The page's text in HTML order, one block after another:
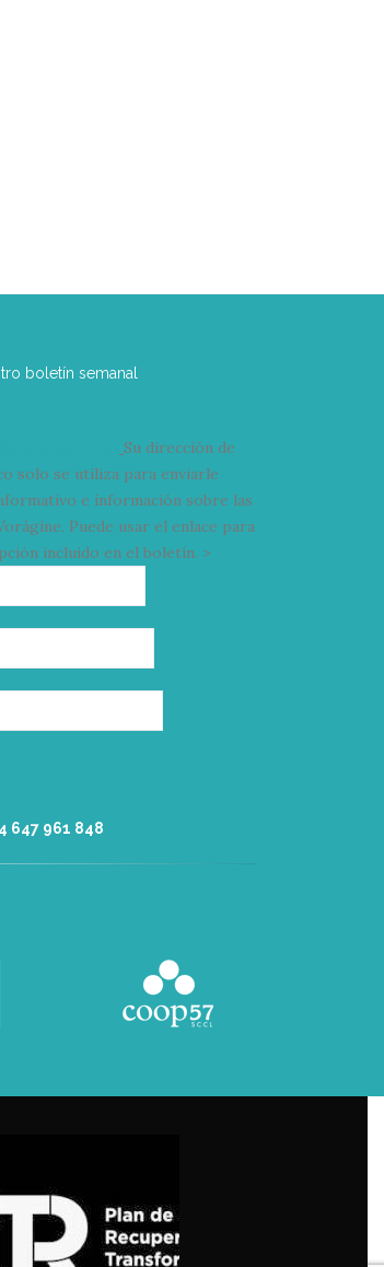
boletín semanal
Su dirección de
solo se utiliza para enviarle
e información sobre las
Puede usar el enlace para
incluido en el boletín. >
‭647 961 848‬